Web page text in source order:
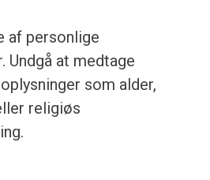
af personlige
Undgå at medtage
som alder,
religiøs